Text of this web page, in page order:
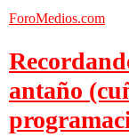
ForoMedios.com
antaño